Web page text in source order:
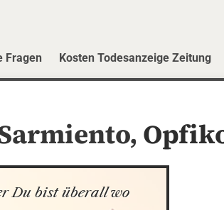
Fragen Kosten Todesanzeige Zeitung
Du bist überall wo